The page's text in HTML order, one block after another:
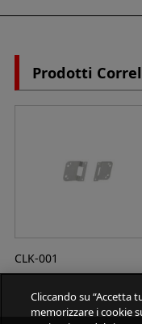
Prodotti
CLK-001
Cliccando su “Accetta
memorizzare i cookie